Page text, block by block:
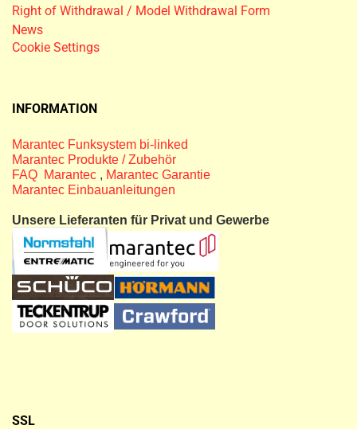
Right of Withdrawal / Model Withdrawal Form
News
Cookie Settings
INFORMATION
Marantec Funksystem bi-linked
Marantec Produkte / Zubehör
FAQ Marantec , Marantec Garantie
Marantec Einbauanleitungen
Unsere Lieferanten für Privat und Gewerbe
SSL